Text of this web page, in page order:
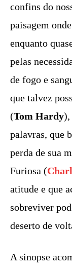
confins do
paisagem
enquanto
pelas
de fogo e
que talvez
(Tom Hardy),
palavras, que
perda de sua
Furiosa (
atitude e que
sobreviver
deserto de
A sinopse